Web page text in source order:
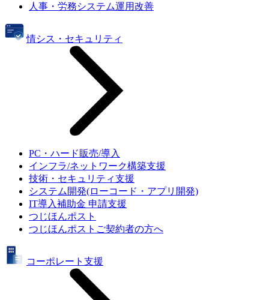
人事・労務システム運用改善
情シス・セキュリティ
PC・ハード販売/導入
インフラ/ネットワーク構築支援
技術・セキュリティ支援
システム開発(ローコード・アプリ開発)
IT導入補助金 申請支援
つじほんポスト
つじほんポストご契約者の方へ
コーポレート支援